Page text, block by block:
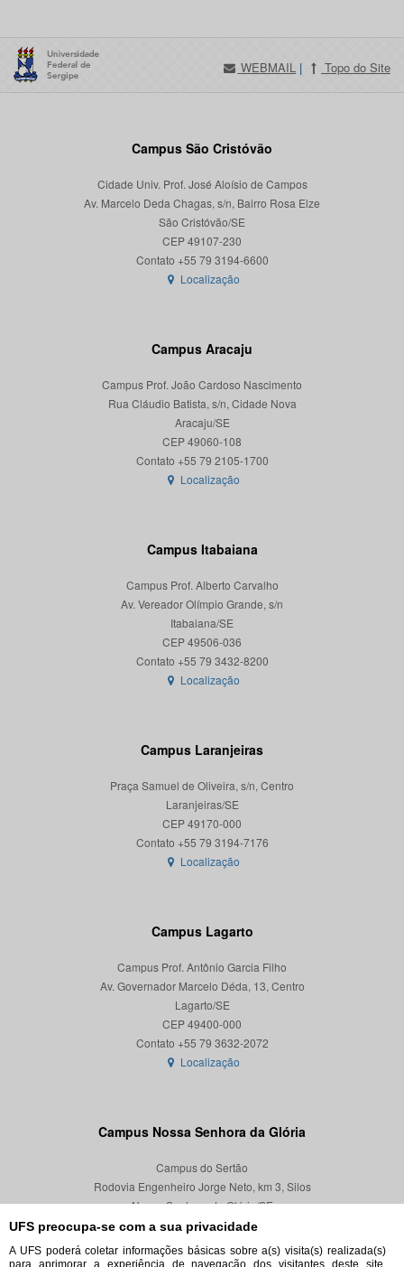
UFS preocupa-se com a sua privacidade
A UFS poderá coletar informações básicas sobre a(s) visita(s) realizada(s)
para aprimorar a experiência de navegação dos visitantes deste site,
WEBMAIL | Topo do Site
Campus São Cristóvão
Cidade Univ. Prof. José Aloísio de Campos
Av. Marcelo Deda Chagas, s/n, Bairro Rosa Elze
São Cristóvão/SE
CEP 49107-230
Localização
Campus Aracaju
Campus Prof. João Cardoso Nascimento
Rua Cláudio Batista, s/n, Cidade Nova
Aracaju/SE
CEP 49060-108
Localização
Campus Itabaiana
Campus Prof. Alberto Carvalho
Av. Vereador Olímpio Grande, s/n
Itabaiana/SE
CEP 49506-036
Localização
Campus Laranjeiras
Praça Samuel de Oliveira, s/n, Centro
Laranjeiras/SE
CEP 49170-000
Localização
Campus Lagarto
Campus Prof. Antônio Garcia Filho
Av. Governador Marcelo Déda, 13, Centro
Lagarto/SE
CEP 49400-000
Localização
Campus Nossa Senhora da Glória
Campus do Sertão
Rodovia Engenheiro Jorge Neto, km 3, Silos
Nossa Senhora da Glória/SE
CEP 49680-000
Localização